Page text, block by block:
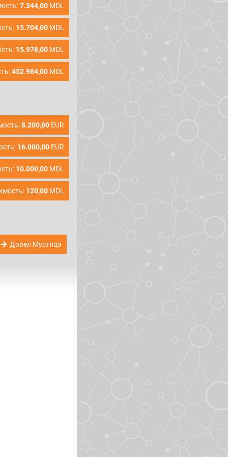
7.344,00 MDL
15.704,00 MDL
15.978,00 MDL
452.984,00 MDL
8.200,00 EUR
16.000,00 EUR
10.000,00 MDL
120,00 MDL
Дорел Мустяцэ